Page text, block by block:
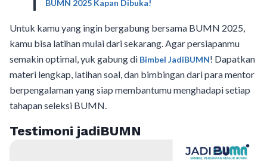
BUMN 2025 Kapan Dibuka!
Untuk kamu yang ingin bergabung bersama BUMN 2025,
kamu bisa latihan mulai dari sekarang. Agar persiapanmu
semakin optimal, yuk gabung di Bimbel JadiBUMN! Dapatkan
materi lengkap, latihan soal, dan bimbingan dari para mentor
berpengalaman yang siap membantumu menghadapi setiap
tahapan seleksi BUMN.
Testimoni jadiBUMN